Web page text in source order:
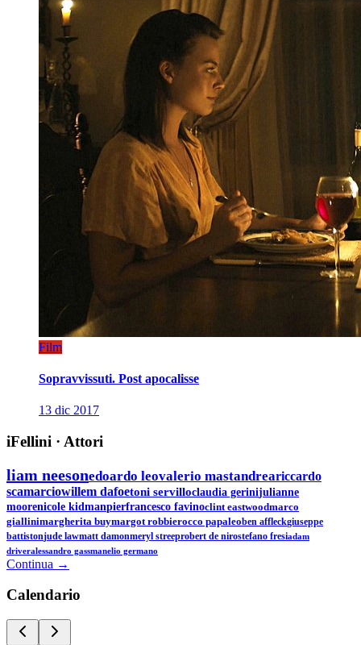
Film
Sopravvissuti. Post apocalisse
13 dic 2017
iFellini · Attori
liam neesonedoardo leovalerio mastandreariccardo
scamarciowillem dafoetoni servilloclaudia gerinijulianne
moorenicole kidmanpierfrancesco favinoclint eastwoodmarco
giallinimargherita buymargot robbierocco papaleoben affleckgiuseppe
battistonjude lawmatt damonmeryl streeprobert de nirostefano fresiadam
driveralessandro gassmanelio germano
Continua →
Calendario